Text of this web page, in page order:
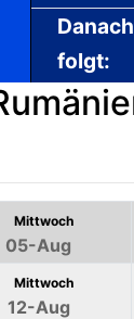
Danach
folgt:
Mittwoch
05-Aug
Mittwoch
12-Aug